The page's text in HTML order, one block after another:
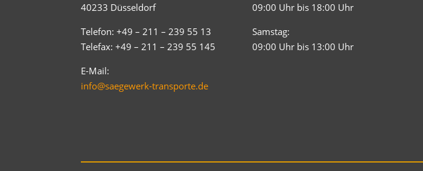
40233 Düsseldorf
Telefon: +49 – 211 – 239 55 13
Telefax: +49 – 211 – 239 55 145
E-Mail:
info@saegewerk-transporte.de
09:00 Uhr bis 18:00 Uhr
Samstag:
09:00 Uhr bis 13:00 Uhr